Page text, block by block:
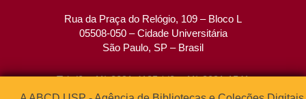
Rua da Praça do Relógio, 109 – Bloco L
05508-050 – Cidade Universitária
São Paulo, SP – Brasil
Tel: (0xx11) 3091-4195 / (0xx11) 3091-1541
Fax: (0xx11) 3091-1567